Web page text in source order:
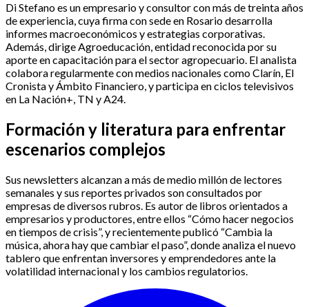
Di Stefano es un empresario y consultor con más de treinta años
de experiencia, cuya firma con sede en Rosario desarrolla
informes macroeconómicos y estrategias corporativas.
Además, dirige Agroeducación, entidad reconocida por su
aporte en capacitación para el sector agropecuario. El analista
colabora regularmente con medios nacionales como Clarín, El
Cronista y Ámbito Financiero, y participa en ciclos televisivos
en La Nación+, TN y A24.
Formación y literatura para enfrentar
escenarios complejos
Sus newsletters alcanzan a más de medio millón de lectores
semanales y sus reportes privados son consultados por
empresas de diversos rubros. Es autor de libros orientados a
empresarios y productores, entre ellos “Cómo hacer negocios
en tiempos de crisis”, y recientemente publicó “Cambia la
música, ahora hay que cambiar el paso”, donde analiza el nuevo
tablero que enfrentan inversores y emprendedores ante la
volatilidad internacional y los cambios regulatorios.